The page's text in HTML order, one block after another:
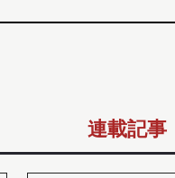
連載記事